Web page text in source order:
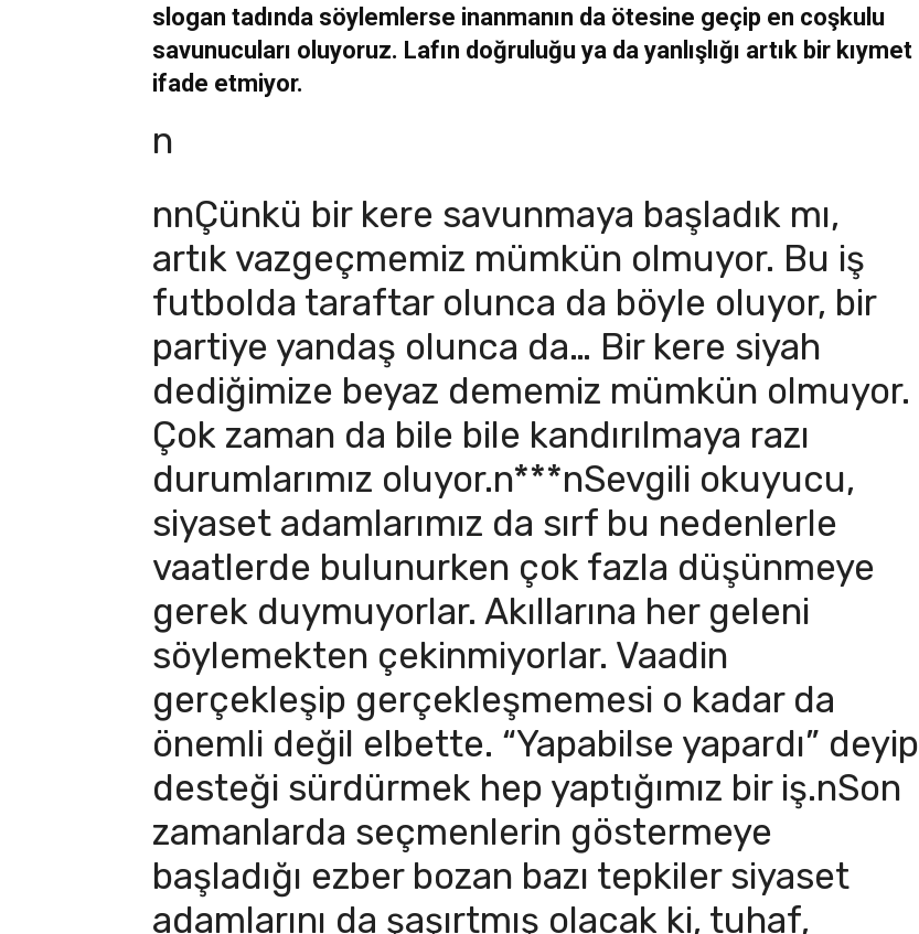
slogan tadında söylemlerse inanmanın da ötesine geçip en coşkulu
savunucuları oluyoruz. Lafın doğruluğu ya da yanlışlığı artık bir kıymet
ifade etmiyor.
n
nnÇünkü bir kere savunmaya başladık mı,
artık vazgeçmemiz mümkün olmuyor. Bu iş
futbolda taraftar olunca da böyle oluyor, bir
partiye yandaş olunca da… Bir kere siyah
dediğimize beyaz dememiz mümkün olmuyor.
Çok zaman da bile bile kandırılmaya razı
durumlarımız oluyor.n***nSevgili okuyucu,
siyaset adamlarımız da sırf bu nedenlerle
vaatlerde bulunurken çok fazla düşünmeye
gerek duymuyorlar. Akıllarına her geleni
söylemekten çekinmiyorlar. Vaadin
gerçekleşip gerçekleşmemesi o kadar da
önemli değil elbette. “Yapabilse yapardı” deyip
desteği sürdürmek hep yaptığımız bir iş.nSon
zamanlarda seçmenlerin göstermeye
başladığı ezber bozan bazı tepkiler siyaset
adamlarını da şaşırtmış olacak ki, tuhaf,